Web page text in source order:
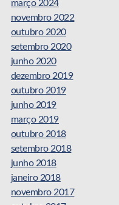
março 2024
novembro 2022
outubro 2020
setembro 2020
junho 2020
dezembro 2019
outubro 2019
junho 2019
março 2019
outubro 2018
setembro 2018
junho 2018
janeiro 2018
novembro 2017